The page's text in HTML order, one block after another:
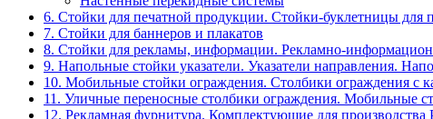
6. Стойки для печатной продукции. Стойки-буклетницы для
7. Стойки для баннеров и плакатов
8. Стойки для рекламы, информации. Рекламно-
9. Напольные стойки указатели. Указатели направления.
10. Мобильные стойки ограждения. Столбики ограждения с
11. Уличные переносные столбики ограждения. Мобильные
12. Рекламная фурнитура. Комплектующие для производства